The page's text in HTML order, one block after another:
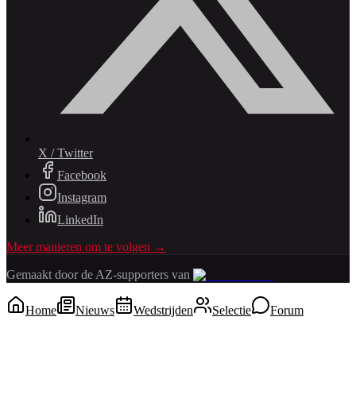
X / Twitter
Facebook
Instagram
LinkedIn
Meer manieren om te volgen →
Gemaakt door de AZ-supporters van
Home Nieuws Wedstrijden Selectie Forum